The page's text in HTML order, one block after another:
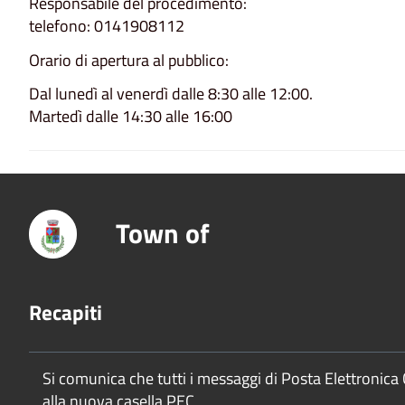
telefono: 0141908112
Orario di apertura al pubblico:
Dal lunedì al venerdì dalle 8:30 alle 12:00.
Martedì dalle 14:30 alle 16:00
Town of
Recapiti
Si comunica che tutti i messaggi di Posta